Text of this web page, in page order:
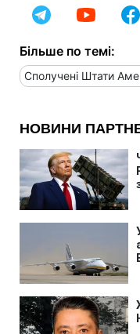
Більше по темі:
Сполучені Штати